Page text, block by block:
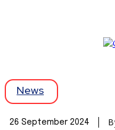
News
26 September 2024